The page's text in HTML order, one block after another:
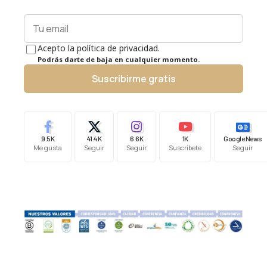
Acepto la política de privacidad.
Podrás darte de baja en cualquier momento.
Suscribirme gratis
9.5K
Me gusta
41.4K
Seguir
6.6K
Seguir
1K
Suscríbete
Google News
Seguir